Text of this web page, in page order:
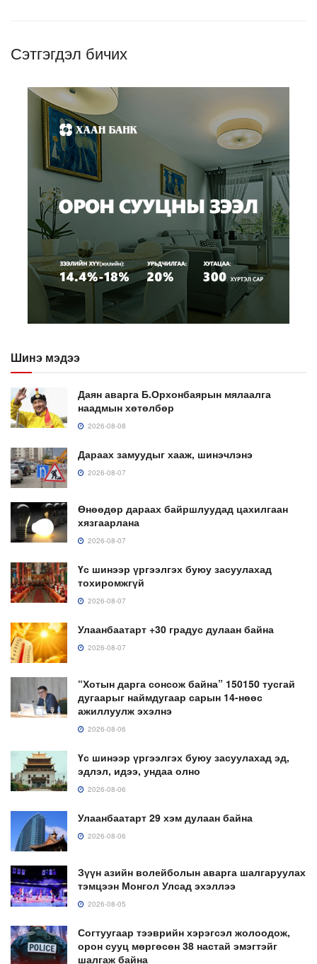
Сэтгэгдэл бичих
Шинэ мэдээ
Даян аварга Б.Орхонбаярын мялаалга
наадмын хөтөлбөр
2026-08-08
Дараах замуудыг хааж, шинэчлэнэ
2026-08-07
Өнөөдөр дараах байршлуудад цахилгаан
хязгаарлана
2026-08-07
Үс шинээр үргээлгэх буюу засуулахад
тохиромжгүй
2026-08-07
Улаанбаатарт +30 градус дулаан байна
2026-08-07
“Хотын дарга сонсож байна” 150150 тусгай
дугаарыг наймдугаар сарын 14-нөөс
ажиллуулж эхэлнэ
2026-08-06
Үс шинээр үргээлгэх буюу засуулахад эд,
эдлэл, идээ, ундаа олно
2026-08-06
Улаанбаатарт 29 хэм дулаан байна
2026-08-06
Зүүн азийн волейболын аварга шалгаруулах
тэмцээн Монгол Улсад эхэллээ
2026-08-05
Согтуугаар тээврийн хэрэгсэл жолоодож,
орон сууц мөргөсөн 38 настай эмэгтэйг
шалгаж байна